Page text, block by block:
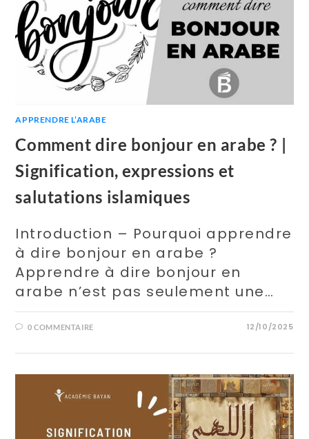
APPRENDRE L’ARABE
Comment dire bonjour en arabe ? |
Signification, expressions et
salutations islamiques
Introduction – Pourquoi apprendre
à dire bonjour en arabe ?
Apprendre à dire bonjour en
arabe n’est pas seulement une…
0 COMMENTAIRE 12/10/2025